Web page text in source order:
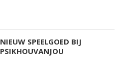
NIEUW SPEELGOED BIJ
PSIKHOUVANJOU